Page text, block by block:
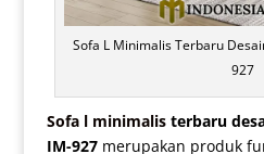
Sofa L Minimalis Terbaru
927
Sofa l minimalisterbaru
IM-927merupakan produk